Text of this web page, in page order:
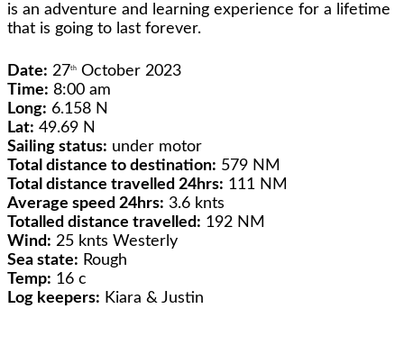
is an adventure and learning experience for a lifetime
that is going to last forever.
Date: 27th
October 2023
Time: 8:00 am
Long: 6.158 N
Lat: 49.69 N
Sailing status: under motor
Total distance to destination: 579 NM
Total distance travelled 24hrs: 111 NM
Average speed 24hrs: 3.6 knts
Totalled distance travelled: 192 NM
Wind: 25 knts Westerly
Sea state: Rough
Temp: 16 c
Log keepers: Kiara & Justin